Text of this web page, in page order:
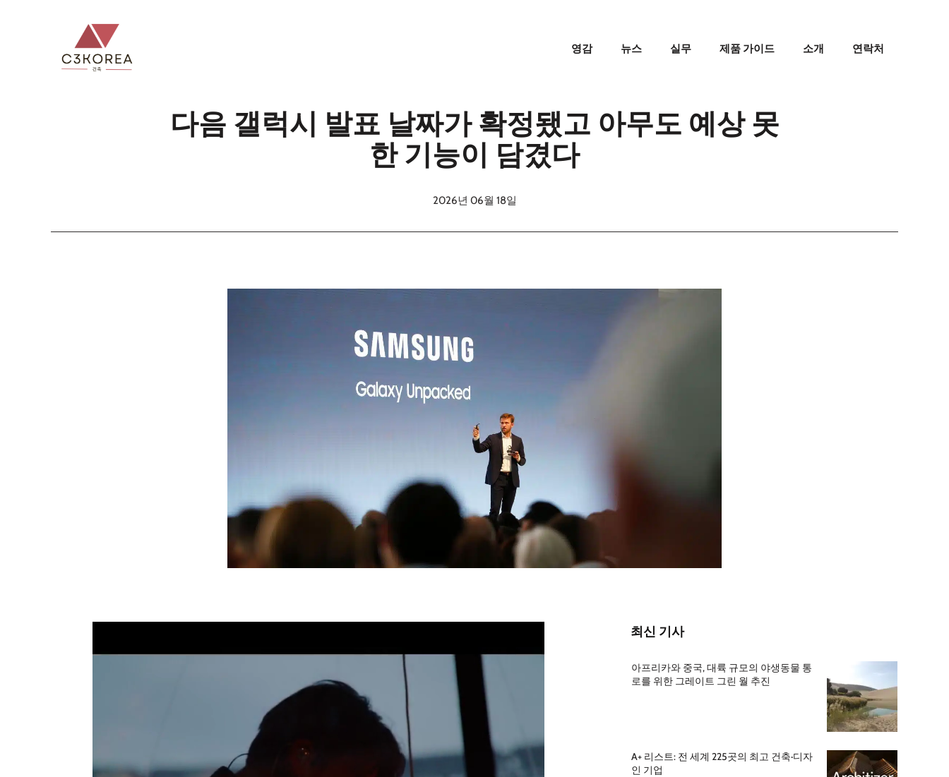
영감 뉴스 실무 제품 가이드 소개 연락처
다음 갤럭시 발표 날짜가 확정됐고 아무도 예상 못
한 기능이 담겼다
2026년 06월 18일
최신 기사
아프리카와 중국, 대륙 규모의 야생동물 통
로를 위한 그레이트 그린 월 추진
A+ 리스트: 전 세계 225곳의 최고 건축·디자
인 기업